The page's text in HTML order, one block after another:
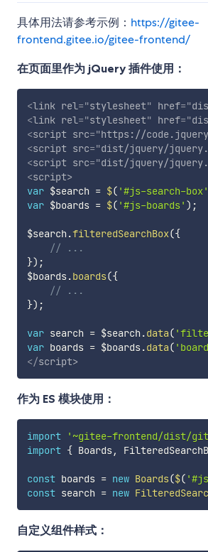
具体用法请参考示例： https://gitee-
frontend.gitee.io/gitee-frontend/
在页面里作为 jQuery 插件使用：
<link rel="stylesheet" href="
<link rel="stylesheet" href="
<script src="https://
<script src="dist/jquery/
<script src="dist/jquery/
<script>
var $search = $( '#js-search-box'
var $boards = $( '#js-boards' ) ;
$search .filteredSearchBox({
// ...
}) ;
$boards.boards({
// ...
}) ;
var search = $search .data(
var boards = $boards.data(
</script>
作为 ES 模块使用：
import
'~gitee-frontend/dist/
import { Boards,
const boards = new Boards($(
const search = new
自定义组件样式：